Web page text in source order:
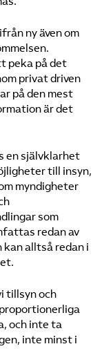
ny även om
peka på det
privat driven
på den mest
är det
en självklarhet
till insyn,
myndigheter
som
redan av
alltså redan i
tillsyn och
och inte ta
inte minst i